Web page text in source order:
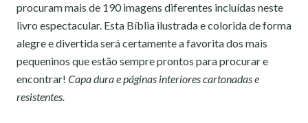
procuram mais de 190 imagens diferentes incluídas neste
livro espectacular. Esta Bíblia ilustrada e colorida de forma
alegre e divertida será certamente a favorita dos mais
pequeninos que estão sempre prontos para procurar e
encontrar! Capa dura e páginas interiores cartonadas e
resistentes.